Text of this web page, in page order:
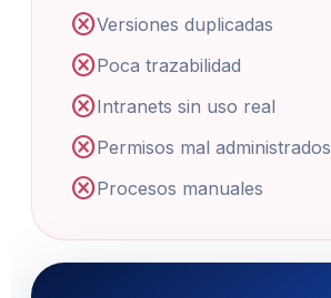
cancelVersiones duplicadas
cancelPoca trazabilidad
cancelIntranets sin uso real
cancelPermisos mal administrados
cancelProcesos manuales